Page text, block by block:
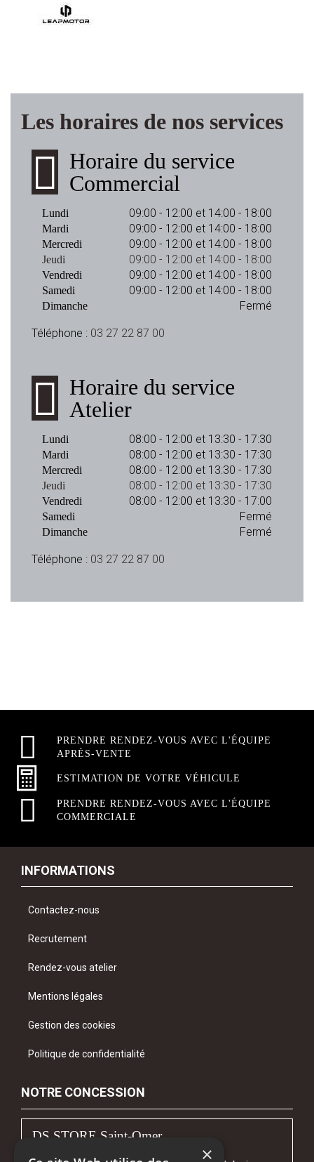
Les horaires de nos services
Horaire du service
Commercial
Lundi 09:00 - 12:00 et 14:00 - 18:00
Mardi 09:00 - 12:00 et 14:00 - 18:00
Mercredi 09:00 - 12:00 et 14:00 - 18:00
Jeudi 09:00 - 12:00 et 14:00 - 18:00
Vendredi 09:00 - 12:00 et 14:00 - 18:00
Samedi 09:00 - 12:00 et 14:00 - 18:00
Dimanche Fermé
Téléphone : 03 27 22 87 00
Horaire du service
Atelier
Lundi 08:00 - 12:00 et 13:30 - 17:30
Mardi 08:00 - 12:00 et 13:30 - 17:30
Mercredi 08:00 - 12:00 et 13:30 - 17:30
Jeudi 08:00 - 12:00 et 13:30 - 17:30
Vendredi 08:00 - 12:00 et 13:30 - 17:00
Samedi Fermé
Dimanche Fermé
Téléphone : 03 27 22 87 00
PRENDRE RENDEZ-VOUS AVEC L'ÉQUIPE
APRÈS-VENTE
ESTIMATION DE VOTRE VÉHICULE
PRENDRE RENDEZ-VOUS AVEC L'ÉQUIPE
COMMERCIALE
INFORMATIONS
Contactez-nous
Recrutement
Rendez-vous atelier
Mentions légales
Gestion des cookies
Politique de confidentialité
NOTRE CONCESSION
DS STORE Saint-Omer
×